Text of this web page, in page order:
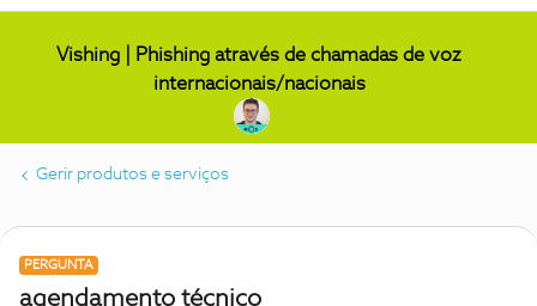
Vishing | Phishing através de chamadas de voz
internacionais/nacionais
Gerir produtos e serviços
PERGUNTA
agendamento técnico